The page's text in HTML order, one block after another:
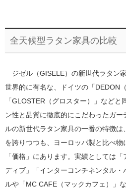
全天候型ラタン家具の比較
ジゼル（GISELE）の新世代ラタン
世界的に有名な、ドイツの「DEDON
「GLOSTER（グロスター）」などと
ン性と品質に徹底的にこだわったガ
ルの新世代ラタン家具の一番の特徴
を誇りつつも、ヨーロッパ製と比べ
「価格」にあります。実績としては
ディブ」「インターコンチネンタル
ルや「MC CAFE（マックカフェ）」